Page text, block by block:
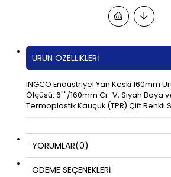
ÜRÜN ÖZELLIKLERI
INGCO Endüstriyel Yan Keski 160mm
Ölçüsü: 6""/160mm Cr-V, Siyah Boya
Termoplastik Kauçuk (TPR) Çift Renkli
YORUMLAR(0)
ÖDEME SEÇENEKLERI